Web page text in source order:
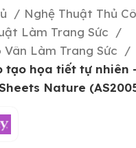
Nghệ Thuật Thủ
Làm Trang Sức
Vân Làm Trang Sức
tạo họa tiết tự nhiên
Nature